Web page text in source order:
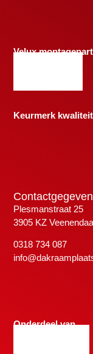
Velux
Keurmerk
Plesmanstraat 25
3905 KZ
0318 734 087
Onderdeel van